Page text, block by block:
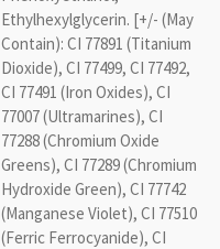
Ethylhexylglycerin. [+/- (May
Contain): CI 77891 (Titanium
Dioxide), CI 77499, CI 77492,
CI 77491 (Iron Oxides), CI
77007 (Ultramarines), CI
77288 (Chromium Oxide
Greens), CI 77289 (Chromium
Hydroxide Green), CI 77742
(Manganese Violet), CI 77510
(Ferric Ferrocyanide), CI